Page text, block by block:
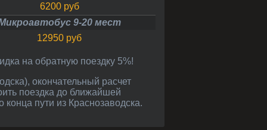
6200 руб
9-20 мест
12950 руб
на обратную поездку 5%!
поездка до ближайшей
пути из Краснозаводска.